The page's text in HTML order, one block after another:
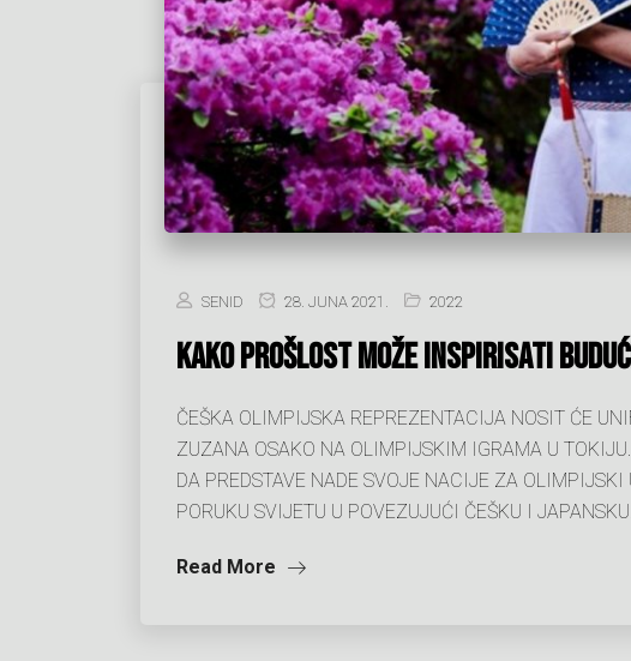
SENID 28. JUNA 2021. 2022
KAKO PROŠLOST MOŽE INSPIRISATI
ČEŠKA OLIMPIJSKA REPREZENTACIJA NOSIT ĆE
ZUZANA OSAKO NA OLIMPIJSKIM IGRAMA U
DA PREDSTAVE NADE SVOJE NACIJE ZA OLIMPIJSKI
PORUKU SVIJETU U POVEZUJUĆI ČEŠKU I
Read More